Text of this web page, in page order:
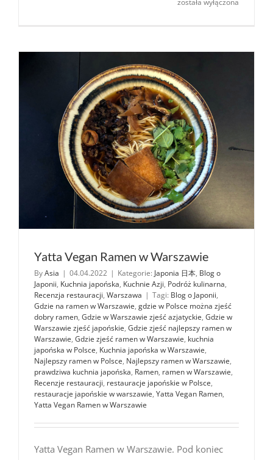
Yatta Vegan Ramen w Warszawie
ByAsia | 04.04.2022 | Kategorie: Japonia 日本, Blog o
Japonii, Kuchnia japońska, Kuchnie Azji, Podróż kulinarna,
Recenzja restauracji, Warszawa | Tagi: Blog o Japonii,
Gdzie na ramen w Warszawie, gdzie w Polsce można zjeść
dobry ramen, Gdzie w Warszawie zjeść azjatyckie, Gdzie w
Warszawie zjeść japońskie, Gdzie zjeść najlepszy ramen w
Warszawie, Gdzie zjeść ramen w Warszawie, kuchnia
japońska w Polsce, Kuchnia japońska w Warszawie,
Najlepszy ramen w Polsce, Najlepszy ramen w Warszawie,
prawdziwa kuchnia japońska, Ramen, ramen w Warszawie,
Recenzje restauracji, restauracje japońskie w Polsce,
restauracje japońskie w warszawie, Yatta Vegan Ramen,
Yatta Vegan Ramen w Warszawie
Yatta Vegan Ramen w Warszawie. Pod koniec